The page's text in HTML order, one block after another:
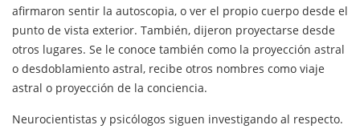
afirmaron sentir la autoscopia, o ver el propio cuerpo desde el
punto de vista exterior. También, dijeron proyectarse desde
otros lugares. Se le conoce también como la proyección astral
o desdoblamiento astral, recibe otros nombres como viaje
astral o proyección de la conciencia.
Neurocientistas y psicólogos siguen investigando al respecto.